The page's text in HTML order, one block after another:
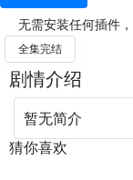
无需安装任何插件
全集完结
剧情介绍
暂无简介
猜你喜欢